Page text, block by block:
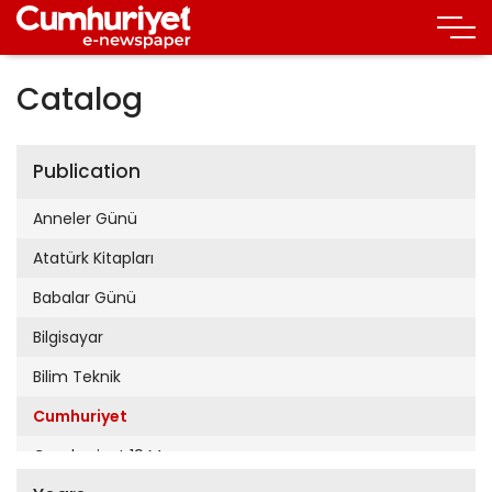
Catalog
Publication
Anneler Günü
Atatürk Kitapları
Babalar Günü
Bilgisayar
Bilim Teknik
Cumhuriyet
Cumhuriyet 19 Mayıs